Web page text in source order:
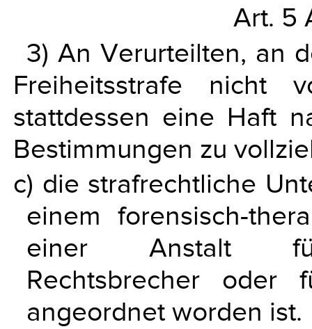
Art. 5
3) An Verurteilten, an
Freiheitsstrafe nicht
stattdessen eine Haft
Bestimmungen zu
c) die strafrechtliche
einem forensisch-
einer Anstalt für
Rechtsbrecher oder
angeordnet worden ist.